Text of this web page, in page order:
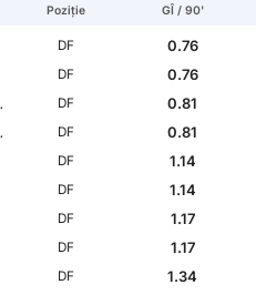
Poziție GÎ / 90'
DF
0.76
DF
0.76
DF
0.81
DF
0.81
DF
1.14
DF
1.14
DF
1.17
DF
1.17
DF
1.34